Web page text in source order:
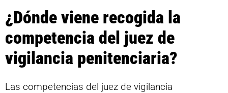
¿Dónde viene recogida la
competencia del juez de
vigilancia penitenciaria?
Las competencias del juez de vigilancia